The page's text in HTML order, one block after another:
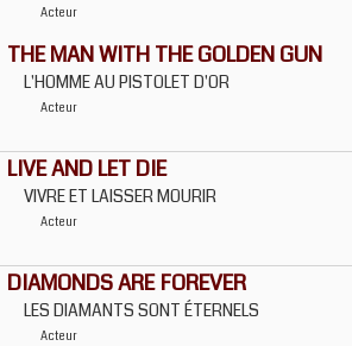
Acteur
THE MAN WITH THE GOLDEN GUN
L'HOMME AU PISTOLET D'OR
Acteur
LIVE AND LET DIE
VIVRE ET LAISSER MOURIR
Acteur
DIAMONDS ARE FOREVER
LES DIAMANTS SONT ÉTERNELS
Acteur